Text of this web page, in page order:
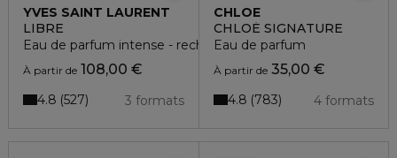
YVES SAINT LAURENT
LIBRE
Eau de parfum intense - rechargeable
À partir de 108,00 €
3 formats
4.8 527
CHLOE
CHLOÉ SIGNATURE
Eau de parfum
À partir de35,00 €
4 formats
4.8 783